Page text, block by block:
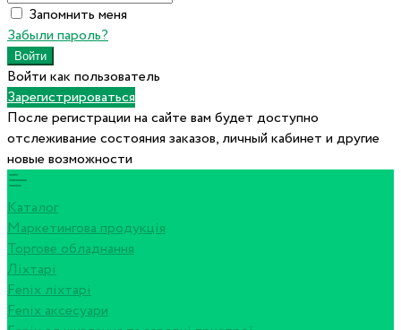
Запомнить меня
Забыли пароль?
Войти как пользователь
Зарегистрироваться
После регистрации на сайте вам будет доступно
отслеживание состояния заказов, личный кабинет и другие
новые возможности
Каталог
Маркетингова продукція
Торгове обладнання
Ліхтарі
Fenix ліхтарі
Fenix аксесуари